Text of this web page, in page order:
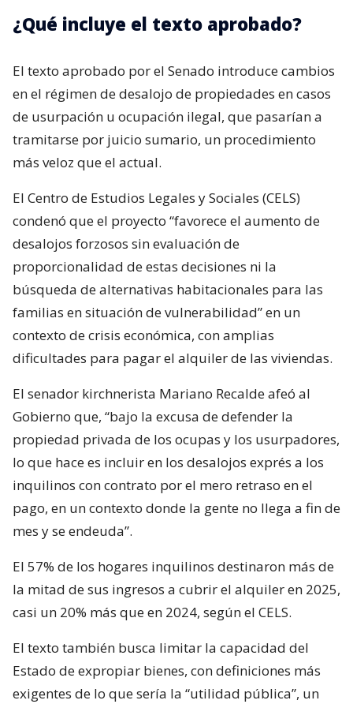
¿Qué incluye el texto aprobado?
El texto aprobado por el Senado introduce cambios
en el régimen de desalojo de propiedades en casos
de usurpación u ocupación ilegal, que pasarían a
tramitarse por juicio sumario, un procedimiento
más veloz que el actual.
El Centro de Estudios Legales y Sociales (CELS)
condenó que el proyecto “favorece el aumento de
desalojos forzosos sin evaluación de
proporcionalidad de estas decisiones ni la
búsqueda de alternativas habitacionales para las
familias en situación de vulnerabilidad” en un
contexto de crisis económica, con amplias
dificultades para pagar el alquiler de las viviendas.
El senador kirchnerista Mariano Recalde afeó al
Gobierno que, “bajo la excusa de defender la
propiedad privada de los ocupas y los usurpadores,
lo que hace es incluir en los desalojos exprés a los
inquilinos con contrato por el mero retraso en el
pago, en un contexto donde la gente no llega a fin de
mes y se endeuda”.
El 57% de los hogares inquilinos destinaron más de
la mitad de sus ingresos a cubrir el alquiler en 2025,
casi un 20% más que en 2024, según el CELS.
El texto también busca limitar la capacidad del
Estado de expropiar bienes, con definiciones más
exigentes de lo que sería la “utilidad pública”, un